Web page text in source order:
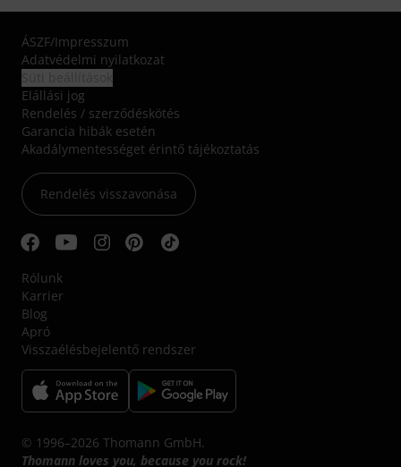
ÁSZF/Impresszum
Adatvédelmi nyilatkozat
Elállási jog
Rendelés / szerződéskötés
Garancia hibák esetén
Akadálymentességet érintő tájékoztatás
Rendelés visszavonása
Rólunk
Karrier
Blog
Apró
Visszaélésbejelentő rendszer
© 1996–2026 Thomann GmbH.
Thomann loves you, because you rock!